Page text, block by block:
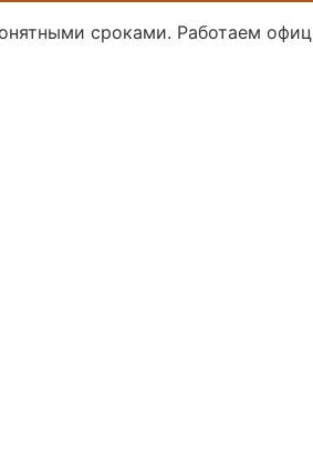
сроками. Работаем